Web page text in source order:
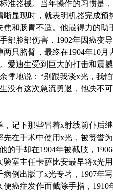
准器械。当年操作的习惯是
显现时，就表明机器完成预
和肠胃不适。他最得力的助
部脸部伤害，1902年因癌变
只胳臂，最终在1904年10月
爱迪生受到巨大的打击和震
悸地说：“别跟我谈x光，我
没有这次急流勇退，他决不
记下那些冒着x射线前仆后
在手术中使用x光，被赞誉
的手却在1904年被截肢，
室主任卡萨比安最早将x光
例出版了x光专著，1907年
便癌症发作而截除手指，1910